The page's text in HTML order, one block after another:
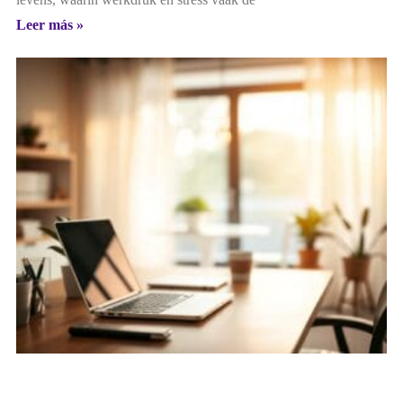
Leer más »